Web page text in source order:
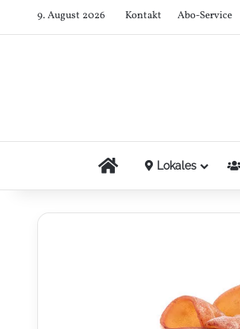
9. August 2026 Kontakt Abo-Service
StartseiteLokales